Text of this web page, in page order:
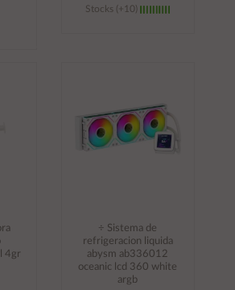
Stocks (+10)
4gr
÷ Sistema de
refrigeracion liquida
abysm ab336012
oceanic lcd 360 white
argb